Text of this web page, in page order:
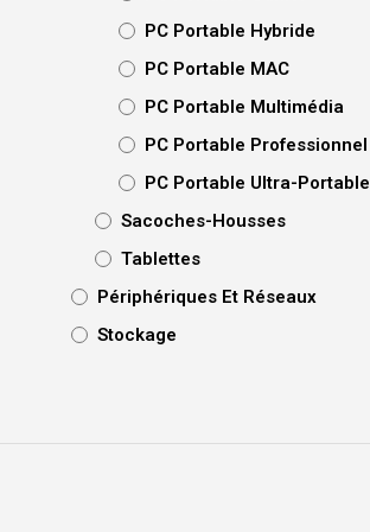
PC Portable Hybride
PC Portable MAC
PC Portable Multimédia
PC Portable Professionnel
PC Portable Ultra-Portable
Sacoches-Housses
Tablettes
Périphériques Et Réseaux
Stockage